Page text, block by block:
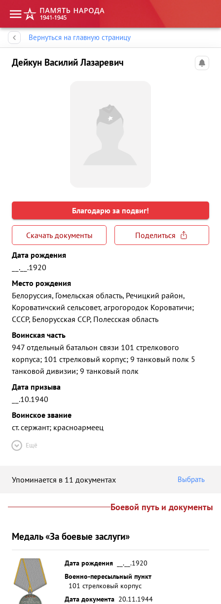
Вернуться на главную страницу
Дейкун Василий Лазаревич
Благодарю за подвиг!
Скачать документы
Поделиться
Дата рождения
__.__.1920
Место рождения
Белоруссия, Гомельская область, Речицкий район,
Короватичский сельсовет, агрогородок Короватичи;
СССР, Белорусская ССР, Полесская область
Воинская часть
947 отдельный батальон связи 101 стрелкового
корпуса; 101 стрелковый корпус; 9 танковый полк 5
танковой дивизии; 9 танковый полк
Дата призыва
__.10.1940
Воинское звание
ст. сержант; красноармеец
Ещё
Упоминается в 11 документах Выбрать
Боевой путь и документы
Медаль «За боевые заслуги»
Дата рождения
__.__.1920
Военно-пересыльный пункт
101 стрелковый корпус
Дата документа 20.11.1944
Память народа